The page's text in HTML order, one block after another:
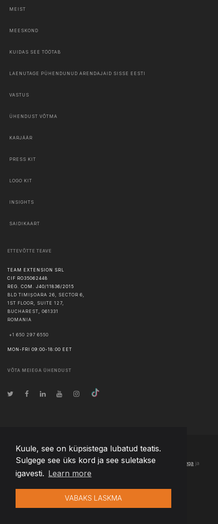
Kuule, see on küpsistega lubatud teatis.
Sulgege see üks kord ja see suletakse
igavesti. Learn more
VABAKS LASKMA
MEIST
MEESKOND
KUIDAS SEE TÖÖTAB
LAENUTAGE PÜHENDUNUD ARENDAJAID SISSE EESTI
VASTUS
ÜHENDUST VÕTMA
KARJÄÄR
PRESS KIT
LOGO KIT
INSIGHTS
SAIDIKAART
ETTEVÕTTE TEAVE
TEAM EXTENSION SRL
CIF RO35062448
REG. COM. J40/11836/2015
BLD TIMIȘOARA 26, SECTOR 6,
1ST FLOOR, SUITE 127,
BUCHAREST, 061331
ROMANIA
+1 650 297 6550
MON-FRI 09:00-18:00 EET
VÕTA MEIEGA ÜHENDUST
© Autoriõigus 2026 Team Extension Estonia- Kõik õigused kaitstud
Changelog● Selle saidi kasutamisega nõustute meieKasutustingimustega ja
Privaatsuseeskirjadega